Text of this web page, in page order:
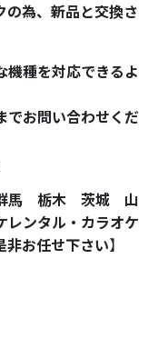
の為、新品と交換さ
機種を対応できるよ
でお問い合わせくだ
馬 栃木 茨城 山
ンタル・カラオケ
非お任せ下さい】